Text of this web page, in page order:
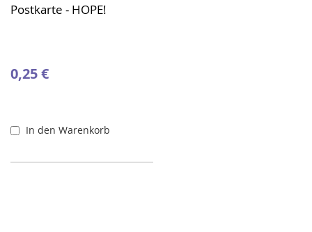
Postkarte - HOPE!
0,25 €
In den Warenkorb